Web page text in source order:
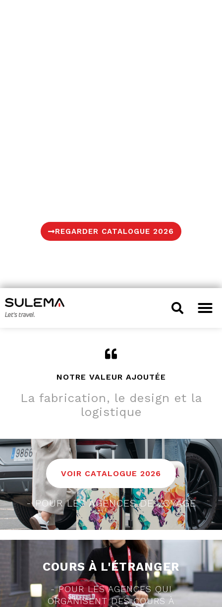
REGARDER CATALOGUE 2026
NOTRE VALEUR AJOUTÉE
La fabrication, le design et la
logistique
VOIR CATALOGUE 2026
POUR LES AGENCES DE VOYAGE
COURS À L'ÉTRANGER
POUR LES AGENCES QUI
ORGANISENT DES COURS À